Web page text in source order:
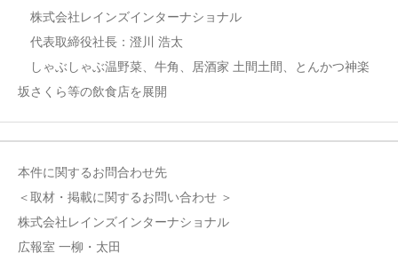
株式会社レインズインターナショナル
代表取締役社長：澄川 浩太
しゃぶしゃぶ温野菜、牛角、居酒家 土間土間、とんかつ神楽
坂さくら等の飲食店を展開
本件に関するお問合わせ先
＜取材・掲載に関するお問い合わせ ＞
株式会社レインズインターナショナル
広報室 一柳・太田